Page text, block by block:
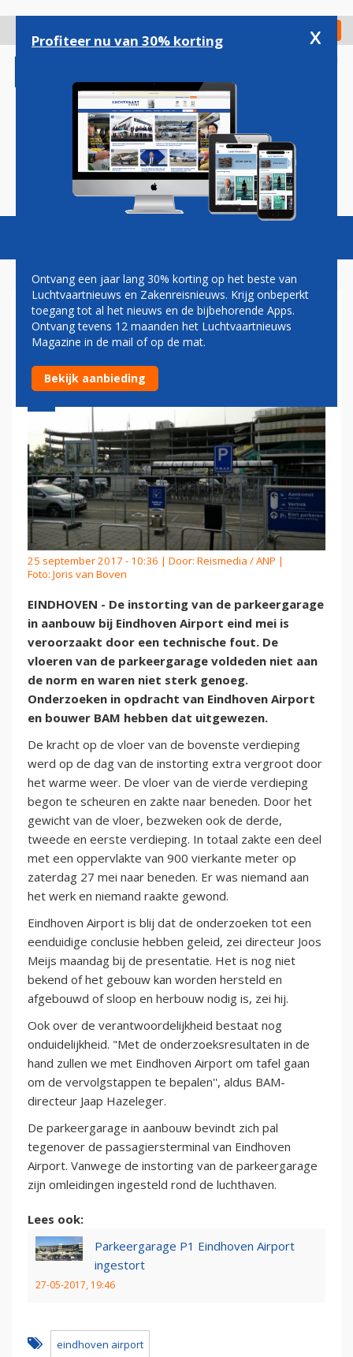
gaan
Check in
Magazine Podcasts Vacatures
PARKEERGARAGE EINDHOVEN
INGESTORT NA BOUWFOUT
25 september 2017 - 10:36 | Door: Reismedia / ANP |
Foto: Joris van Boven
EINDHOVEN - De instorting van de parkeergarage
in aanbouw bij Eindhoven Airport eind mei is
veroorzaakt door een technische fout. De
vloeren van de parkeergarage voldeden niet aan
de norm en waren niet sterk genoeg.
Onderzoeken in opdracht van Eindhoven Airport
en bouwer BAM hebben dat uitgewezen.
De kracht op de vloer van de bovenste verdieping
werd op de dag van de instorting extra vergroot door
het warme weer. De vloer van de vierde verdieping
begon te scheuren en zakte naar beneden. Door het
gewicht van de vloer, bezweken ook de derde,
tweede en eerste verdieping. In totaal zakte een deel
met een oppervlakte van 900 vierkante meter op
zaterdag 27 mei naar beneden. Er was niemand aan
het werk en niemand raakte gewond.
Eindhoven Airport is blij dat de onderzoeken tot een
eenduidige conclusie hebben geleid, zei directeur Joos
Meijs maandag bij de presentatie. Het is nog niet
bekend of het gebouw kan worden hersteld en
afgebouwd of sloop en herbouw nodig is, zei hij.
Ook over de verantwoordelijkheid bestaat nog
onduidelijkheid. "Met de onderzoeksresultaten in de
hand zullen we met Eindhoven Airport om tafel gaan
om de vervolgstappen te bepalen'', aldus BAM-
directeur Jaap Hazeleger.
De parkeergarage in aanbouw bevindt zich pal
tegenover de passagiersterminal van Eindhoven
Airport. Vanwege de instorting van de parkeergarage
zijn omleidingen ingesteld rond de luchthaven.
Lees ook:
Parkeergarage P1 Eindhoven Airport
ingestort
27-05-2017, 19:46
eindhoven airport
Profiteer nu van 30% korting x
Ontvang een jaar lang 30% korting op het beste van
Luchtvaartnieuws en Zakenreisnieuws. Krijg onbeperkt
toegang tot al het nieuws en de bijbehorende Apps.
Ontvang tevens 12 maanden het Luchtvaartnieuws
Magazine in de mail of op de mat.
Bekijk aanbieding